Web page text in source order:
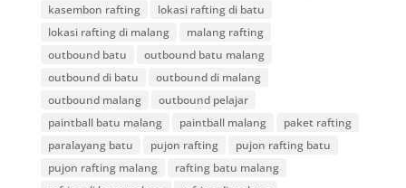
kasembon rafting
lokasi rafting di batu
lokasi rafting di malang
malang rafting
outbound batu
outbound batu malang
outbound di batu
outbound di malang
outbound malang
outbound pelajar
paintball batu malang
paintball malang
paket rafting
paralayang batu
pujon rafting
pujon rafting batu
pujon rafting malang
rafting batu malang